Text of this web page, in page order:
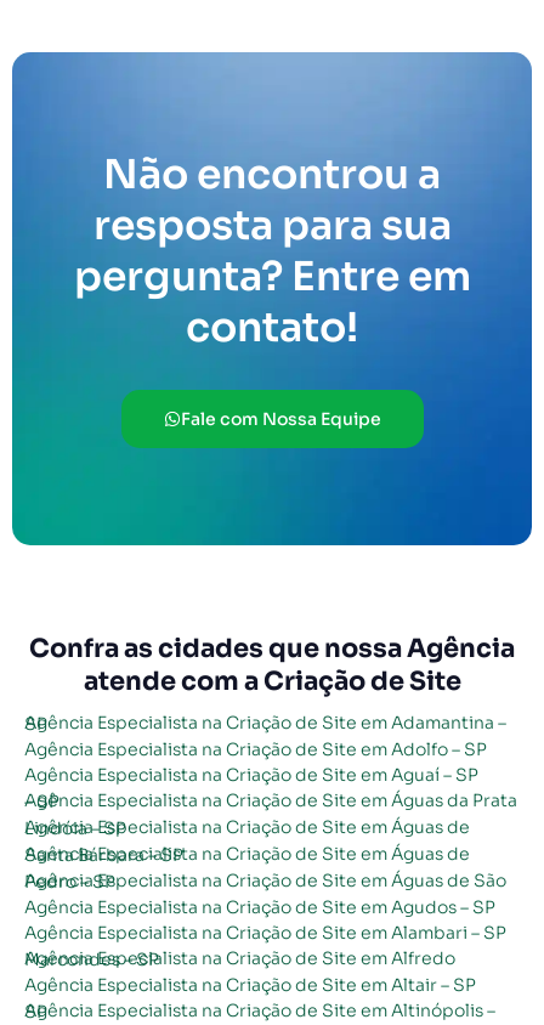
Não encontrou a
resposta para sua
pergunta? Entre em
contato!
Fale com Nossa Equipe
Confra as cidades que nossa Agência
atende com a Criação de Site
Agência Especialista na Criação de Site em Adamantina – SP
Agência Especialista na Criação de Site em Adolfo – SP
Agência Especialista na Criação de Site em Aguaí – SP
Agência Especialista na Criação de Site em Águas da Prata – SP
Agência Especialista na Criação de Site em Águas de Lindóia – SP
Agência Especialista na Criação de Site em Águas de Santa Bárbara – SP
Agência Especialista na Criação de Site em Águas de São Pedro – SP
Agência Especialista na Criação de Site em Agudos – SP
Agência Especialista na Criação de Site em Alambari – SP
Agência Especialista na Criação de Site em Alfredo Marcondes – SP
Agência Especialista na Criação de Site em Altair – SP
Agência Especialista na Criação de Site em Altinópolis – SP